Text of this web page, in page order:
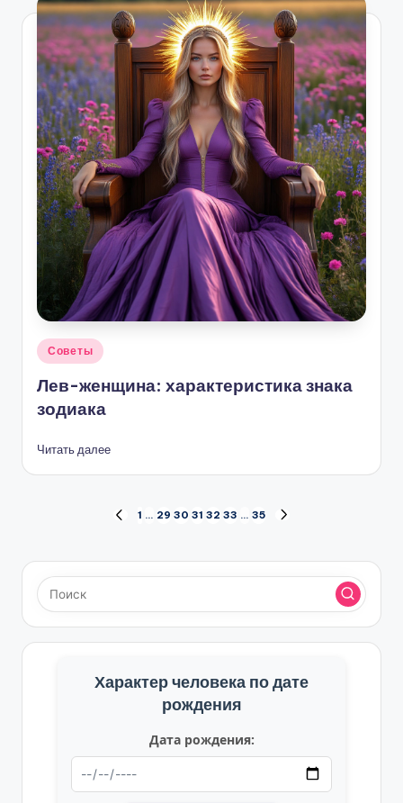
Опубликовано
Советы
Лев-женщина: характеристика знака
зодиака
Читать далее
Пагинация
записей
ПРЕД.
1 … 29 30 31 32 33 … 35
Характер человека по дате
рождения
Дата рождения: